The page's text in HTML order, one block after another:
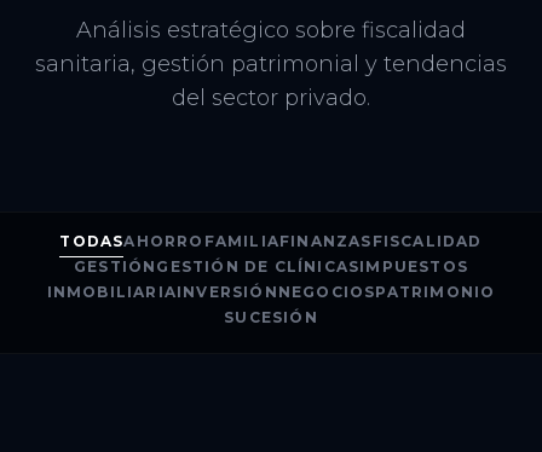
Análisis estratégico sobre fiscalidad
sanitaria, gestión patrimonial y tendencias
del sector privado.
TODASAHORRO FAMILIAFINANZAS FISCALIDAD
GESTIÓN GESTIÓN DE CLÍNICASIMPUESTOS
INMOBILIARIAINVERSIÓN NEGOCIOSPATRIMONIO
SUCESIÓN